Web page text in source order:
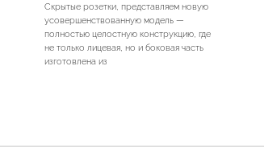
Скрытые розетки, представляем новую
усовершенствованную модель —
полностью целостную конструкцию, где
не только лицевая, но и боковая часть
изготовлена из